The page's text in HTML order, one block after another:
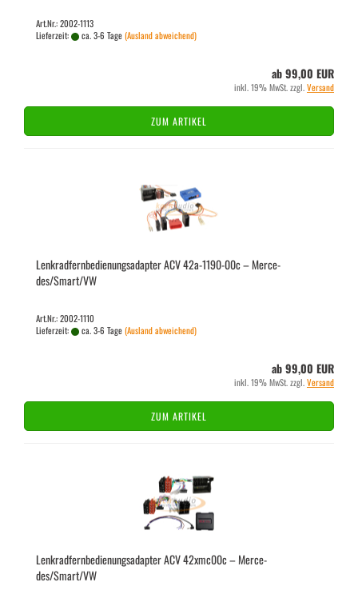
Art.Nr.: 2002-1113
Lieferzeit:
ca. 3-6 Tage(Ausland abweichend)
ab 99,00 EUR
inkl. 19% MwSt. zzgl.Versand
ZUM ARTIKEL
Lenk­rad­fern­be­die­nungs­ad­ap­ter ACV 42a-​1190-​00c – Mer­ce­
des/Smart/VW
Art.Nr.: 2002-1110
Lieferzeit:
ca. 3-6 Tage(Ausland abweichend)
ab 99,00 EUR
inkl. 19% MwSt. zzgl.Versand
ZUM ARTIKEL
Lenk­rad­fern­be­die­nungs­ad­ap­ter ACV 42xmc00c – Mer­ce­
des/Smart/VW